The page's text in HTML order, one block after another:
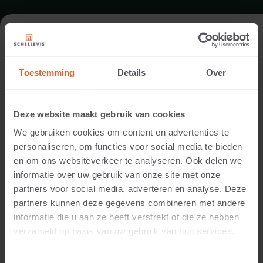
Toestemming Details Over
Deze website maakt gebruik van cookies
We gebruiken cookies om content en advertenties te
personaliseren, om functies voor social media te bieden
en om ons websiteverkeer te analyseren. Ook delen we
informatie over uw gebruik van onze site met onze
partners voor social media, adverteren en analyse. Deze
partners kunnen deze gegevens combineren met andere
informatie die u aan ze heeft verstrekt of die ze hebben
verzameld op basis van uw gebruik van hun services.
OPRIT IN TILBURG
Uitvoering:
Locatie:
Tilburg
Toepassing:
Oprit
Fotografie:
Cees Rijnen
Producten:
Grootformaat tegel 200x100x10 Carbon
Grootformaat tegel 100x100x5 Carbon